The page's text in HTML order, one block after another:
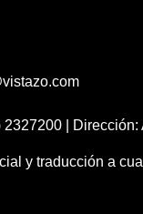
|
y traducción a